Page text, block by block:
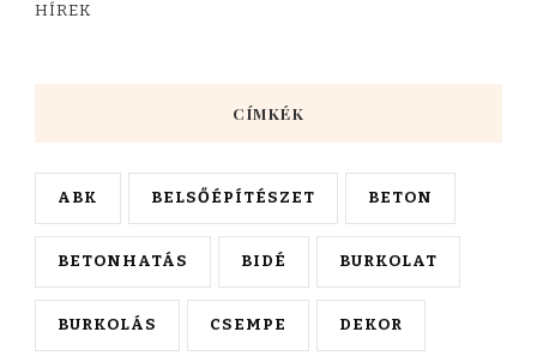
HÍREK
CÍMKÉK
ABK BELSŐÉPÍTÉSZET BETON
BETONHATÁS BIDÉ BURKOLAT
BURKOLÁS CSEMPE DEKOR